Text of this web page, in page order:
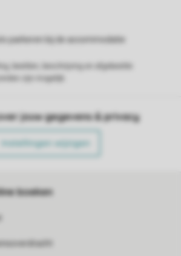
parkeren bij de accommodatie
jouw gegevens & privacy
Instellingen wijzigen
boeken